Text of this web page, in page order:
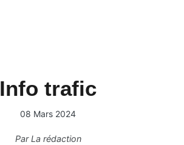
Info trafic
08 Mars 2024
ParLa rédaction